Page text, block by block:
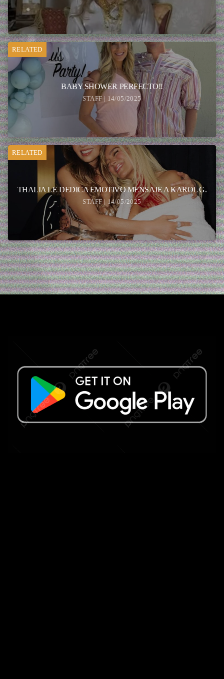
RELATED
BABY SHOWER PERFECTO!!
STAFF | 14/05/2025
RELATED
THALIA LE DEDICA EMOTIVO MENSAJE A KAROL G.
STAFF | 14/05/2025